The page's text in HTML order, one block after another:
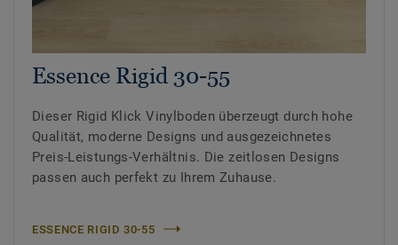
Essence Rigid 30-55
Dieser Rigid Klick Vinylboden überzeugt durch hohe
Qualität, moderne Designs und ausgezeichnetes
Preis-Leistungs-Verhältnis. Die zeitlosen Designs
passen auch perfekt zu Ihrem Zuhause.
ESSENCE RIGID 30-55